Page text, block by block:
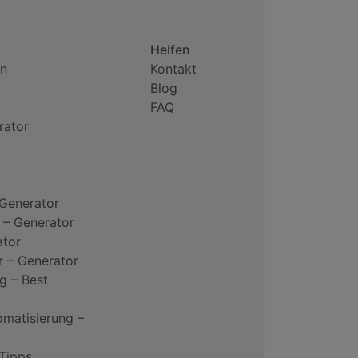
Generator
– Generator
– Best
–
Helfen
Kontakt
Blog
FAQ